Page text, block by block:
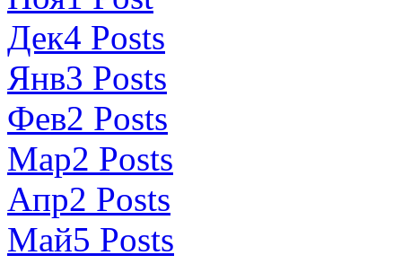
Дек4 Posts
Янв3 Posts
Фев2 Posts
Мар2 Posts
Апр2 Posts
Май5 Posts